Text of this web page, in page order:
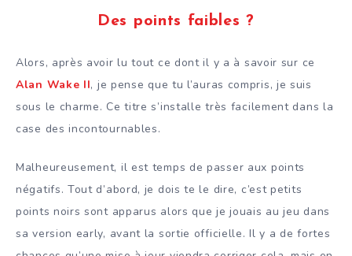
Des points faibles ?
Alors, après avoir lu tout ce dont il y a à savoir sur ce
Alan Wake II, je pense que tu l’auras compris, je suis
sous le charme. Ce titre s’installe très facilement dans la
case des incontournables.
Malheureusement, il est temps de passer aux points
négatifs. Tout d’abord, je dois te le dire, c’est petits
points noirs sont apparus alors que je jouais au jeu dans
sa version early, avant la sortie officielle. Il y a de fortes